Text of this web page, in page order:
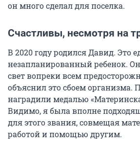
он много сделал для поселка.
Счастливы, несмотря на
В 2020 году родился Давид. Это
незапланированный ребенок.
свет вопреки всем
объяснил это сбоем организма.
наградили медалью
Видимо, я была вполне
для этого звания, совмещая
работой и помощью другим.